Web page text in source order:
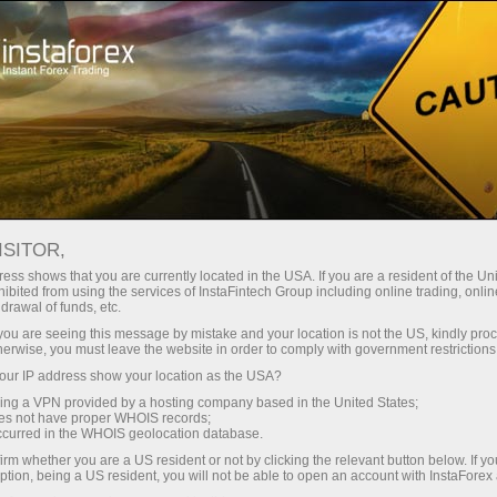
InstaForex के साथ आपको वास्तविक
लीवरेज, मार्केट में बेहतरीन स्प्रेड्स और
कमीशन, और स्टॉक्स व इंडेक्स ट्रेडिंग के लिए
फायदेमंद शर्तें।
छोटे
हर डिपॉजिट पर
30% बोनस
ट्रेडिंग में
और हाईवे पर गति
shows that you are currently located in the USA. If you are a resident of the
from using the services of InstaFintech Group including online trading,
of funds, etc.
are seeing this message by mistake and your location is not the US, kindly
you must leave the website in order to comply with government
IP address show your location as the USA?
a VPN provided by a hosting company based in the United States;
not have proper WHOIS records;
in the WHOIS geolocation database.
whether you are a US resident or not by clicking the relevant button below. If
being a US resident, you will not be able to open an account with InstaForex